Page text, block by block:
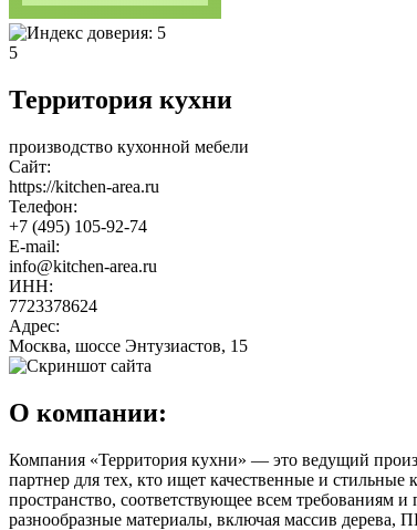
5
Территория кухни
производство кухонной мебели
Сайт:
https://kitchen-area.ru
Телефон:
+7 (495) 105-92-74
E-mail:
info@kitchen-area.ru
ИНН:
7723378624
Адрес:
Москва, шоссе Энтузиастов, 15
О компании:
Компания «Территория кухни» — это ведущий
партнер для тех, кто ищет качественные и стильные
пространство, соответствующее всем требованиям
разнообразные материалы, включая массив дерева,